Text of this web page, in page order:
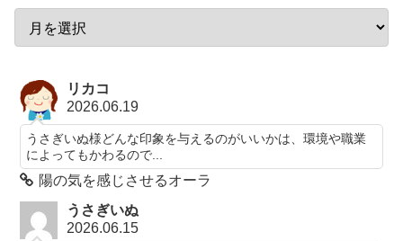
リカコ
2026.06.19
うさぎいぬ様どんな印象を与えるのがいいかは、環境や職業
によってもかわるので...
陽の気を感じさせるオーラ
うさぎいぬ
2026.06.15